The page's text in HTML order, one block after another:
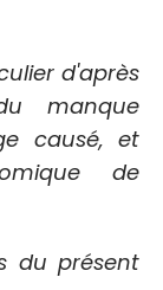
d'après
manque
causé, et
de
du présent